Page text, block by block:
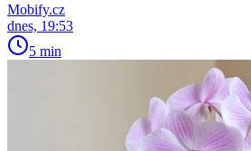
Mobify.cz
dnes, 19:53
5 min